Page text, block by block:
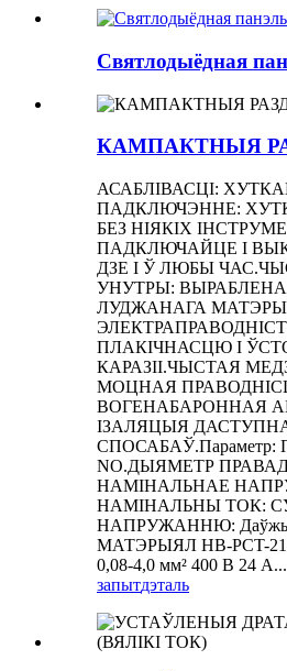
Святлодыёдная
КАМПАКТНЫЯ
АСАБЛІВАСЦІ:
ПАДКЛЮЧЭННЕ:
БЕЗ НІЯКІХ
ПАДКЛЮЧАЙЦЕ І
ДЗЕ І Ў ЛЮБЫ
УНУТРЫ:
ЛУДЖАНАГА
ПЛАКІЧНАСЦЮ І
КАРАЗІІ.ЧЫСТАЯ
МОЦНАЯ
ВОГЕНАБАРОННАЯ
ІЗАЛЯЦЫЯ
СПОСАБАЎ.Параметр:
NO.ДЫЯМЕТР
НАМІНАЛЬНАЕ
НАМІНАЛЬНЫ ТОК:
НАПРУЖАННЮ:
МАТЭРЫЯЛ HB-PCT-
0,08-4,0 мм² 400 В 24 А...
запытдэталь